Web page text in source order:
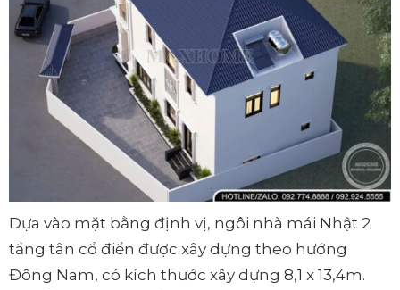
Dựa vào mặt bằng định vị, ngôi nhà mái Nhật 2
tầng tân cổ điển được xây dựng theo hướng
Đông Nam, có kích thước xây dựng 8,1 x 13,4m.